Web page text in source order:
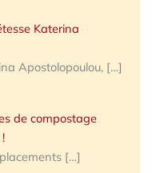
Katerina
Apostolopoulou, […]
de compostage
[…]